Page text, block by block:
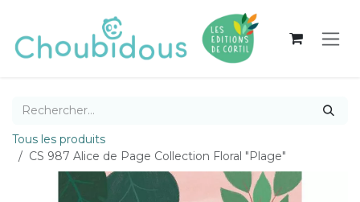
Tous les produits
CS 987 Alice de Page Collection Floral "Plage"